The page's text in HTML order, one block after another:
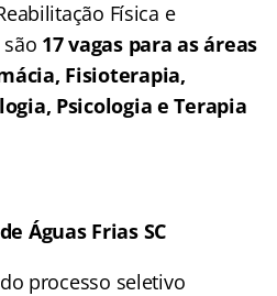
Física e
17 vagas para as áreas
Fisioterapia,
Psicologia e Terapia
Águas Frias SC
processo seletivo